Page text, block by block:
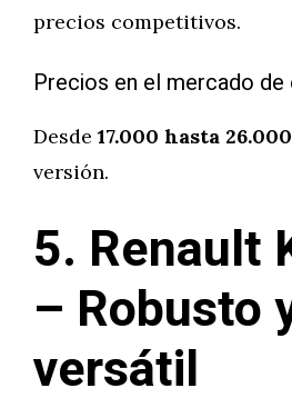
precios competitivos.
Precios en el mercado de
Desde 17.000 hasta
versión.
5. Renault
– Robusto
versátil